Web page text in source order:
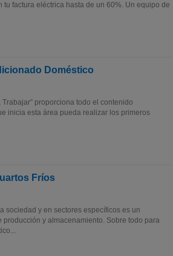
factura eléctrica hasta de un 60%. Un equipo de
Doméstico
proporciona todo el contenido
inicia esta área pueda realizar los primeros
Fríos
sociedad y en sectores específicos es un
y almacenamiento. Sobre todo para